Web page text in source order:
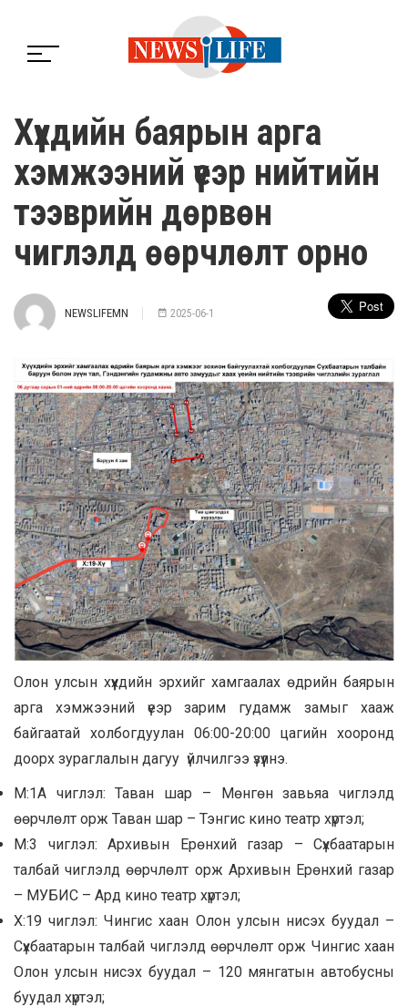
Хүүхдийн баярын арга
хэмжээний үеэр нийтийн
тээврийн дөрвөн
чиглэлд өөрчлөлт орно
NEWSLIFEMN 2025-06-1
Олон улсын хүүхдийн эрхийг хамгаалах өдрийн баярын
арга хэмжээний үеэр зарим гудамж замыг хааж
байгаатай холбогдуулан 06:00-20:00 цагийн хооронд
доорх зураглалын дагуу үйлчилгээ үзүүлнэ.
М:1А чиглэл: Таван шар – Мөнгөн завьяа чиглэлд
өөрчлөлт орж Таван шар – Тэнгис кино театр хүртэл;
М:3 чиглэл: Архивын Ерөнхий газар – Сүхбаатарын
талбай чиглэлд өөрчлөлт орж Архивын Ерөнхий газар
– МУБИС – Ард кино театр хүртэл;
Х:19 чиглэл: Чингис хаан Олон улсын нисэх буудал –
Сүхбаатарын талбай чиглэлд өөрчлөлт орж Чингис хаан
Олон улсын нисэх буудал – 120 мянгатын автобусны
буудал хүртэл;